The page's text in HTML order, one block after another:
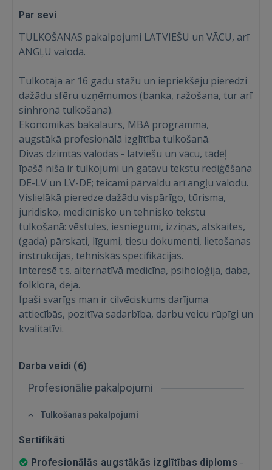
Ienākt
FACEBOOK
 Sign in with Apple
Par sevi
TULKOŠANAS pakalpojumi LATVIEŠU un VĀCU, arī
ANGĻU valodā.
Tulkotāja ar 16 gadu stāžu un iepriekšēju pieredzi
dažādu sfēru uzņēmumos (banka, ražošana, tur arī
sinhronā tulkošana).
Ekonomikas bakalaurs, MBA programma,
augstākā profesionālā izglītība tulkošanā.
Divas dzimtās valodas - latviešu un vācu, tādēļ
īpašā niša ir tulkojumi un gatavu tekstu rediģēšana
DE-LV un LV-DE; teicami pārvaldu arī angļu valodu.
Vislielākā pieredze dažādu vispārīgo, tūrisma,
juridisko, medicīnisko un tehnisko tekstu
tulkošanā: vēstules, iesniegumi, izziņas, atskaites,
(gada) pārskati, līgumi, tiesu dokumenti, lietošanas
instrukcijas, tehniskās specifikācijas.
Interesē t.s. alternatīvā medicīna, psiholoģija, daba,
folklora, deja.
Īpaši svarīgs man ir cilvēciskums darījuma
attiecībās, pozitīva sadarbība, darbu veicu rūpīgi un
kvalitatīvi.
Darba veidi (6)
Profesionālie pakalpojumi
Tulkošanas pakalpojumi
Sertifikāti
Profesionālās augstākās izglītības diploms -